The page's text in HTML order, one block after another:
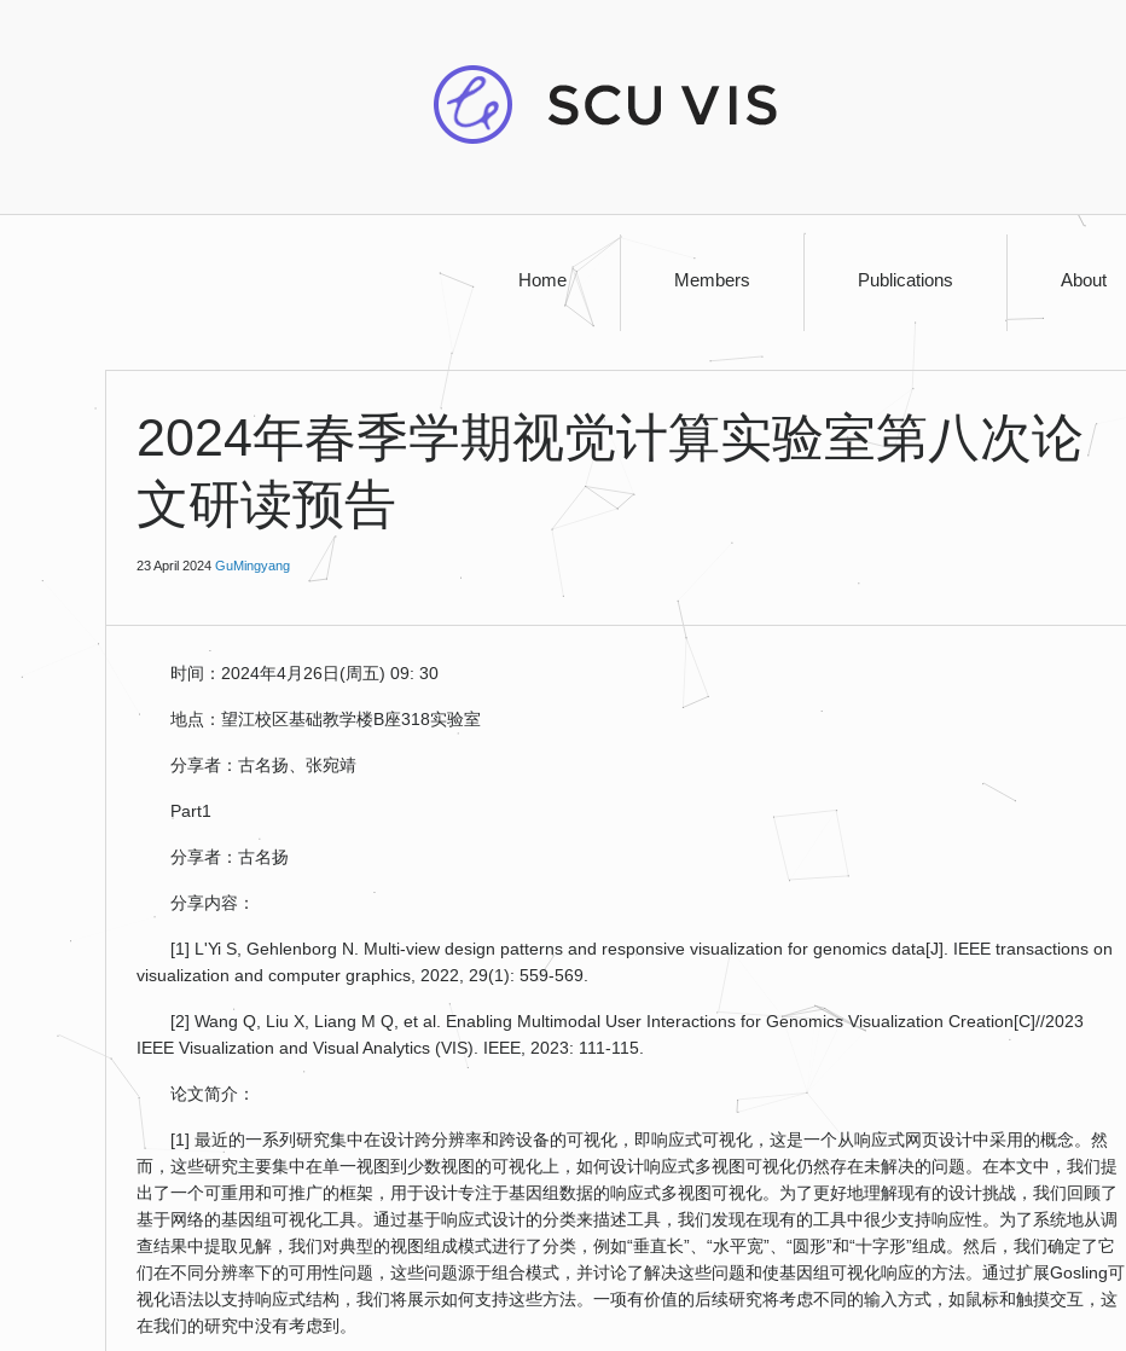
Home Members Publications About
2024年春季学期视觉计算实验室第八次论
文研读预告
23 April 2024 GuMingyang
时间：2024年4月26日(周五) 09: 30
地点：望江校区基础教学楼B座318实验室
分享者：古名扬、张宛靖
Part1
分享者：古名扬
分享内容：
[1] L'Yi S, Gehlenborg N. Multi-view design patterns and responsive visualization for genomics data[J]. IEEE transactions on
visualization and computer graphics, 2022, 29(1): 559-569.
[2] Wang Q, Liu X, Liang M Q, et al. Enabling Multimodal User Interactions for Genomics Visualization Creation[C]//2023
IEEE Visualization and Visual Analytics (VIS). IEEE, 2023: 111-115.
论文简介：
[1] 最近的一系列研究集中在设计跨分辨率和跨设备的可视化，即响应式可视化，这是一个从响应式网页设计中采用的概念。然
而，这些研究主要集中在单一视图到少数视图的可视化上，如何设计响应式多视图可视化仍然存在未解决的问题。在本文中，我们提
出了一个可重用和可推广的框架，用于设计专注于基因组数据的响应式多视图可视化。为了更好地理解现有的设计挑战，我们回顾了
基于网络的基因组可视化工具。通过基于响应式设计的分类来描述工具，我们发现在现有的工具中很少支持响应性。为了系统地从调
查结果中提取见解，我们对典型的视图组成模式进行了分类，例如“垂直长”、“水平宽”、“圆形”和“十字形”组成。然后，我们确定了它
们在不同分辨率下的可用性问题，这些问题源于组合模式，并讨论了解决这些问题和使基因组可视化响应的方法。通过扩展Gosling可
视化语法以支持响应式结构，我们将展示如何支持这些方法。一项有价值的后续研究将考虑不同的输入方式，如鼠标和触摸交互，这
在我们的研究中没有考虑到。